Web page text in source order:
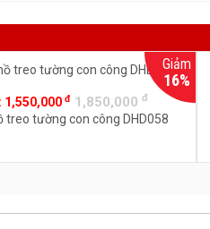
Giảm
16%
1,550,000 đ 1,850,000 đ
treo tường con công DHD058